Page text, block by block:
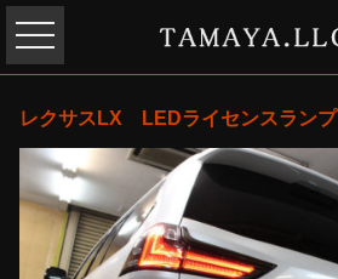
レクサスLX LEDライセンスランプ